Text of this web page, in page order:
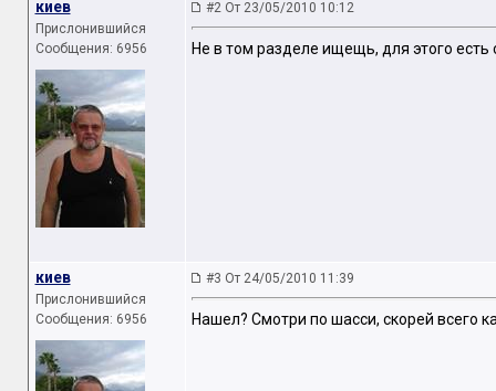
киев
Прислонившийся
Сообщения: 6956
#2 От 23/05/2010 10:12
Не в том разделе ищещь, для этого
киев
Прислонившийся
Сообщения: 6956
#3 От 24/05/2010 11:39
Нашел? Смотри по шасси, скорей всего